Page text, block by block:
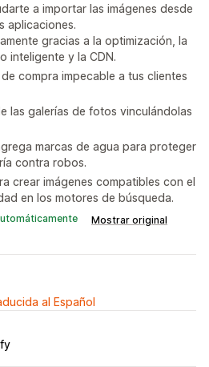
a importar las imágenes desde
aplicaciones.
gracias a la optimización, la
inteligente y la CDN.
compra impecable a tus clientes
las galerías de fotos vinculándolas
marcas de agua para proteger
contra robos.
crear imágenes compatibles con el
en los motores de búsqueda.
Mostrar original
al Español